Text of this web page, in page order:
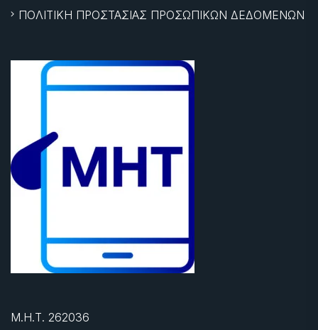
ΠΟΛΙΤΙΚΗ ΠΡΟΣΤΑΣΙΑΣ ΠΡΟΣΩΠΙΚΩΝ ΔΕΔΟΜΕΝΩΝ
Μ.Η.Τ. 262036